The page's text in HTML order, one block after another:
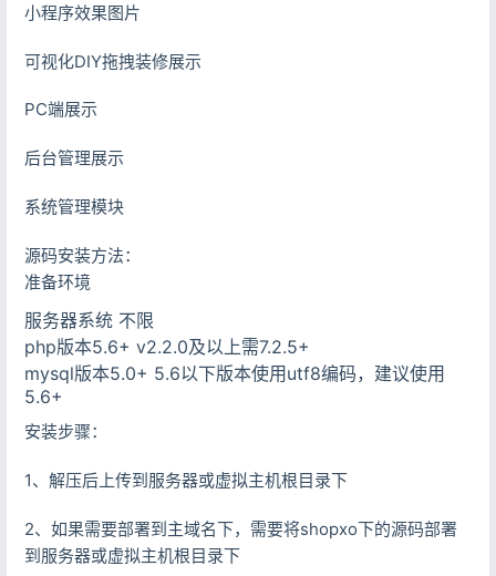
小程序效果图片
可视化DIY拖拽装修展示
PC端展示
后台管理展示
系统管理模块
源码安装方法：
准备环境
服务器系统 不限
php版本5.6+ v2.2.0及以上需7.2.5+
mysql版本5.0+ 5.6以下版本使用utf8编码，建议使用
5.6+
安装步骤：
1、解压后上传到服务器或虚拟主机根目录下
2、如果需要部署到主域名下，需要将shopxo下的源码部署
到服务器或虚拟主机根目录下